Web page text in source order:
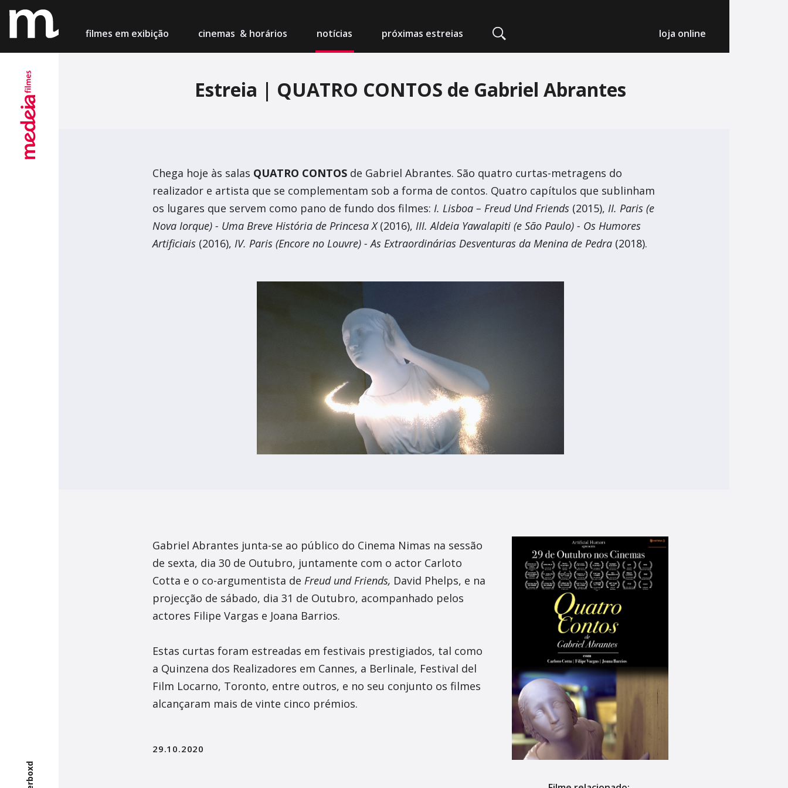
filmes em exibição cinemas & horários
Lisboa
Cinema Medeia Nimas
Setúbal
Cinema Charlot - Auditório Municipal
Figueira da Foz
Centro de Artes e Espectáculos
Theatro Circo
notícias próximas estreias loja online
Estreia | QUATRO CONTOS de Gabriel Abrantes
Chega hoje às salas QUATRO CONTOS de Gabriel Abrantes. São quatro curtas-metragens do
realizador e artista que se complementam sob a forma de contos. Quatro capítulos que sublinham
os lugares que servem como pano de fundo dos filmes: I. Lisboa – Freud Und Friends (2015), II. Paris (e
Nova Iorque) - Uma Breve História de Princesa X(2016), III. Aldeia Yawalapiti (e São Paulo) - Os Humores
Artificiais (2016), IV. Paris (Encore no Louvre) - As Extraordinárias Desventuras da Menina de Pedra (2018).
Gabriel Abrantes junta-se ao público do Cinema Nimas na sessão
de sexta, dia 30 de Outubro, juntamente com o actor Carloto
Cotta e o co-argumentista de Freud und Friends, David Phelps, e na
projecção de sábado, dia 31 de Outubro, acompanhado pelos
actores Filipe Vargas e Joana Barrios.
Estas curtas foram estreadas em festivais prestigiados, tal como
a Quinzena dos Realizadores em Cannes, a Berlinale, Festival del
Film Locarno, Toronto, entre outros, e no seu conjunto os filmes
alcançaram mais de vinte cinco prémios.
29.10.2020